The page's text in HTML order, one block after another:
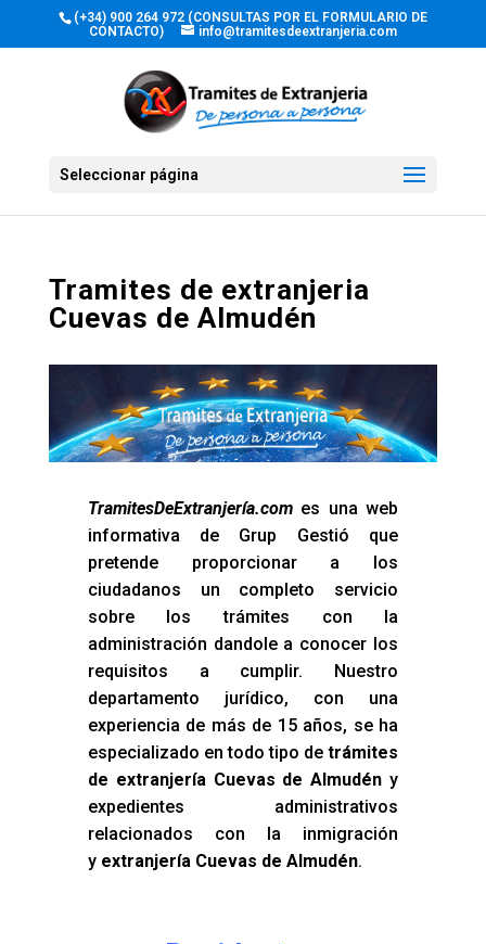
(+34) 900 264 972 (CONSULTAS POR EL FORMULARIO DE
CONTACTO)
info@tramitesdeextranjeria.com
Seleccionar página
Tramites de extranjeria
Cuevas de Almudén
TramitesDeExtranjería.comes una web
informativa de Grup Gestió que
pretende proporcionar a los
ciudadanos un completo servicio
sobre los trámites con la
administración dandole a conocer los
requisitos a cumplir. Nuestro
departamento jurídico, con una
experiencia de más de 15 años, se ha
especializado en todo tipo detrámites
de extranjería Cuevas de Almudén y
expedientes administrativos
relacionados con la inmigración
y extranjería Cuevas de Almudén.